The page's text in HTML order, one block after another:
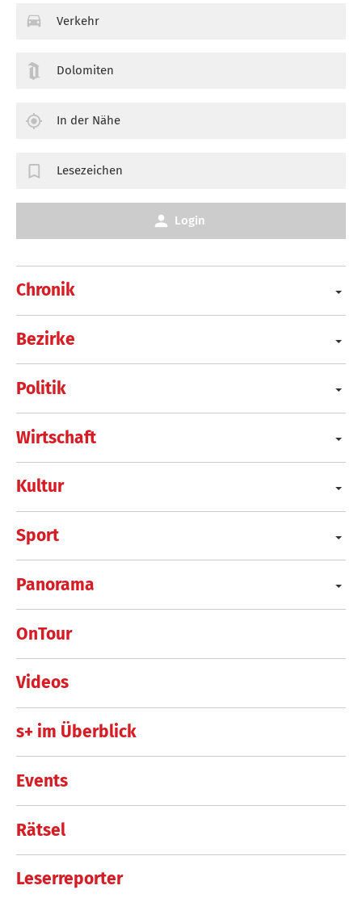
Chronik
Bezirke
Politik
Wirtschaft
Kultur
Sport
Panorama
OnTour
Videos
s+ im Überblick
Events
Rätsel
Leserreporter
Verkehr
Dolomiten
In der Nähe
Lesezeichen
Login